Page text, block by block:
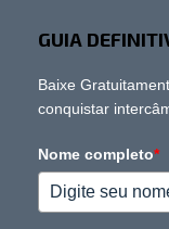
GUIA
Baixe
conquistar
Nome completo*